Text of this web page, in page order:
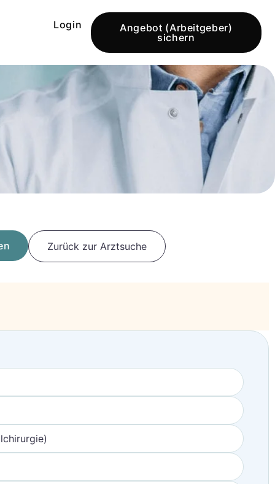
Login
Angebot (Arbeitgeber)
sichern
Zurück zur Arztsuche